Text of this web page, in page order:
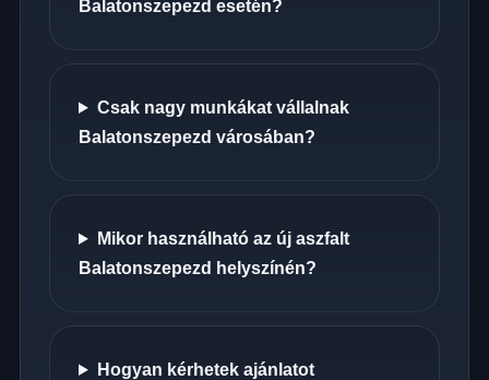
Balatonszepezd esetén?
Csak nagy munkákat vállalnak
Balatonszepezd városában?
Mikor használható az új aszfalt
Balatonszepezd helyszínén?
Hogyan kérhetek ajánlatot